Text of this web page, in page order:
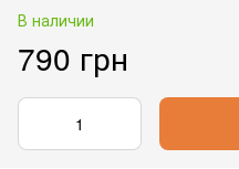
В наличии
790 грн